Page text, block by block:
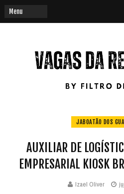
JABOATÃO DOS
AUXILIAR DE
EMPRESARIAL KIOSK
Izael Oliver